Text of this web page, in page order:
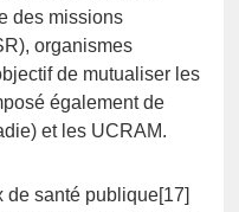
des missions
organismes
de mutualiser les
également de
et les UCRAM.
de santé publique[17]